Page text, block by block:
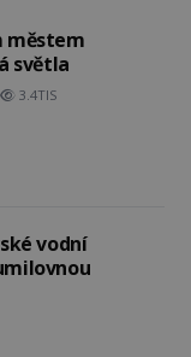
městem
světla
3.4TIS
vodní